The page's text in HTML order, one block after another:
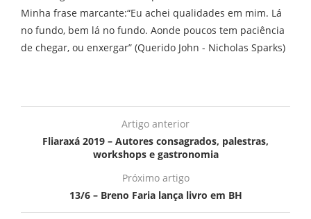
Minha frase marcante:“Eu achei qualidades em mim. Lá
no fundo, bem lá no fundo. Aonde poucos tem paciência
de chegar, ou enxergar” (Querido John - Nicholas Sparks)
Artigo anterior
Fliaraxá 2019 – Autores consagrados, palestras,
workshops e gastronomia
Próximo artigo
13/6 – Breno Faria lança livro em BH